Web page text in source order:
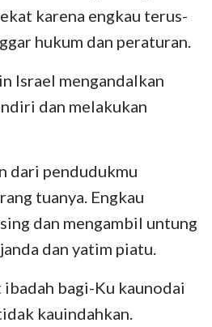
karena engkau terus-
hukum dan peraturan.
Israel mengandalkan
dan melakukan
dari pendudukmu
tuanya. Engkau
dan mengambil untung
dan yatim piatu.
bagi-Ku kaunodai
kauindahkan.